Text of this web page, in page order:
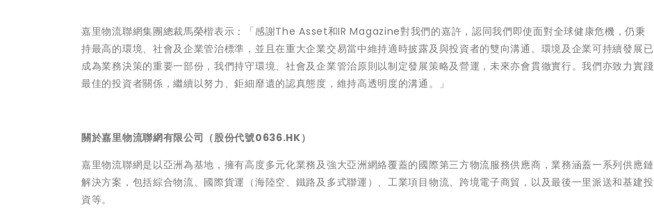
嘉里物流聯網集團總裁馬榮楷表示：「感謝The Asset和IR Magazine對我們的嘉許，認同我們即使面對全球健康危機，仍秉
持最高的環境、社會及企業管治標準，並且在重大企業交易當中維持適時披露及與投資者的雙向溝通。環境及企業可持續發展已
成為業務決策的重要一部份，我們持守環境、社會及企業管治原則以制定發展策略及營運，未來亦會貫徹實行。我們亦致力實踐
最佳的投資者關係，繼續以努力、鉅細靡遺的認真態度，維持高透明度的溝通。」
關於嘉里物流聯網有限公司（股份代號0636.HK）
嘉里物流聯網是以亞洲為基地，擁有高度多元化業務及強大亞洲網絡覆蓋的國際第三方物流服務供應商，業務涵蓋一系列供應鏈
解決方案，包括綜合物流、國際貨運（海陸空、鐵路及多式聯運）、工業項目物流、跨境電子商貿，以及最後一里派送和基建投
資等。